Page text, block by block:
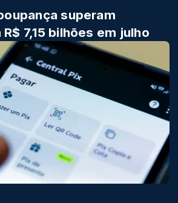
superam
7,15 bilhões em julho